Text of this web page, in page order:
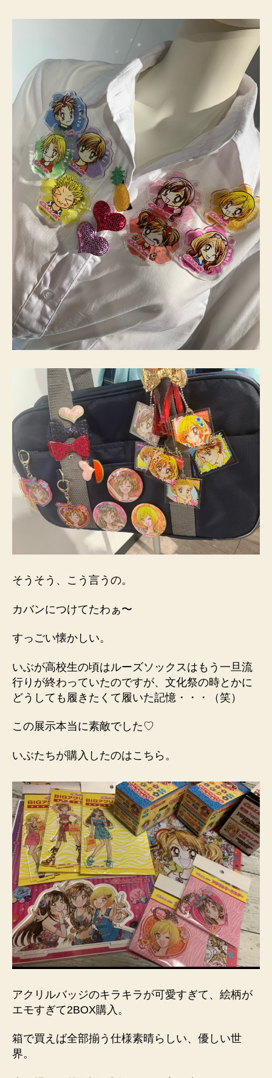
そうそう、こう言うの。
カバンにつけてたわぁ〜
すっごい懐かしい。
いぶが高校生の頃はルーズソックスはもう一旦流
行りが終わっていたのですが、文化祭の時とかに
どうしても履きたくて履いた記憶・・・（笑）
この展示本当に素敵でした♡
いぶたちが購入したのはこちら。
アクリルバッジのキラキラが可愛すぎて、絵柄が
エモすぎて2BOX購入。
箱で買えば全部揃う仕様素晴らしい、優しい世
界。